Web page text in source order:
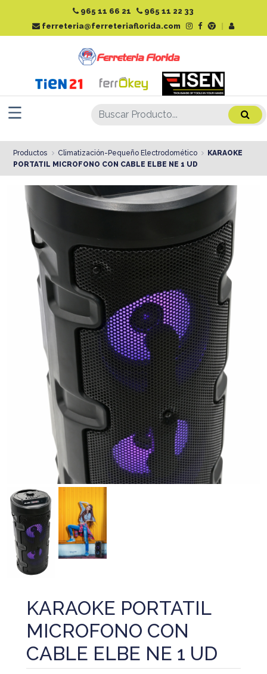
965 11 66 21
965 11 22 33
ferreteria@ferreteriaflorida.com
Productos Climatización-Pequeño Electrodomético
KARAOKE
PORTATIL MICROFONO CON CABLE ELBE NE 1 UD
KARAOKE PORTATIL
MICROFONO CON
CABLE ELBE NE 1 UD